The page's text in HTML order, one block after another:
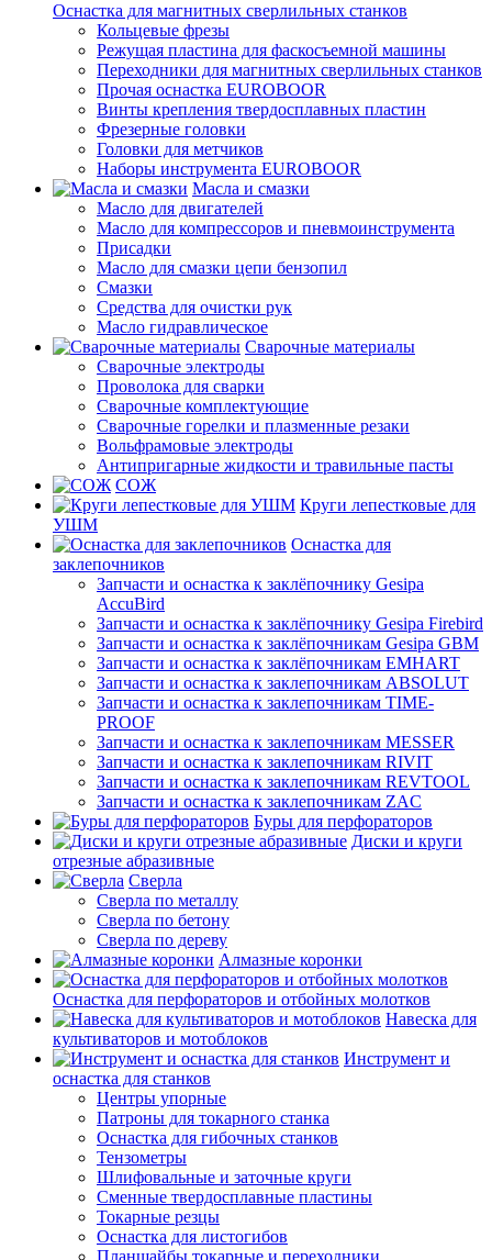
Оснастка для магнитных сверлильных станков
Кольцевые фрезы
Режущая пластина для фаскосъемной машины
Переходники для магнитных сверлильных станков
Прочая оснастка EUROBOOR
Винты крепления твердосплавных пластин
Фрезерные головки
Головки для метчиков
Наборы инструмента EUROBOOR
Масла и смазки
Масло для двигателей
Масло для компрессоров и пневмоинструмента
Присадки
Масло для смазки цепи бензопил
Смазки
Средства для очистки рук
Масло гидравлическое
Сварочные материалы
Сварочные электроды
Проволока для сварки
Сварочные комплектующие
Сварочные горелки и плазменные резаки
Вольфрамовые электроды
Антипригарные жидкости и травильные пасты
СОЖ
Круги лепестковые для
УШМ
Оснастка для
заклепочников
Запчасти и оснастка к заклёпочнику Gesipa
AccuBird
Запчасти и оснастка к заклёпочнику Gesipa Firebird
Запчасти и оснастка к заклёпочникам Gesipa GBM
Запчасти и оснастка к заклёпочникам EMHART
Запчасти и оснастка к заклепочникам ABSOLUT
Запчасти и оснастка к заклепочникам TIME-
PROOF
Запчасти и оснастка к заклепочникам MESSER
Запчасти и оснастка к заклепочникам RIVIT
Запчасти и оснастка к заклепочникам REVTOOL
Запчасти и оснастка к заклепочникам ZAC
Буры для перфораторов
Диски и круги
отрезные абразивные
Сверла
Сверла по металлу
Сверла по бетону
Сверла по дереву
Алмазные коронки
Оснастка для перфораторов и отбойных молотков
Навеска для
культиваторов и мотоблоков
Инструмент и
оснастка для станков
Центры упорные
Патроны для токарного станка
Оснастка для гибочных станков
Тензометры
Шлифовальные и заточные круги
Сменные твердосплавные пластины
Токарные резцы
Оснастка для листогибов
Планшайбы токарные и переходники